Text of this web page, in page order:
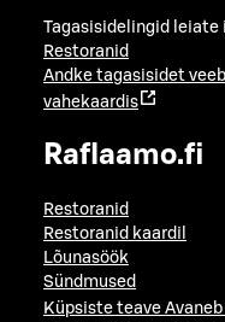
Tagasisidelingid
Restoranid
Andke tagasisidet
vahekaardis
Raflaamo.fi
Restoranid
Restoranid kaardil
Lõunasöök
Sündmused
Küpsiste teave